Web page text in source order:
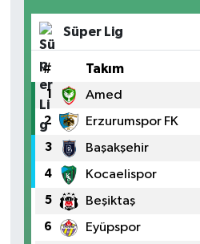
Süper Lig
# Takım
1 Amed
2 Erzurumspor FK
3 Başakşehir
4 Kocaelispor
5 Beşiktaş
6 Eyüpspor